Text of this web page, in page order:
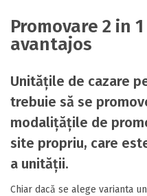
Promovare 2 in
avantajos
Unitățile de cazare
trebuie să se
modalițățile de
site propriu, care
a unității.
Chiar dacă se alege varianta